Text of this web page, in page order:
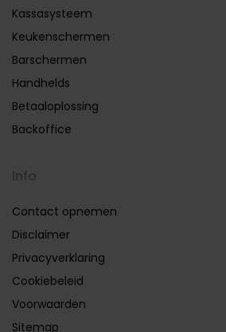
Kassasysteem
Keukenschermen
Barschermen
Handhelds
Betaaloplossing
Backoffice
Contact opnemen
Disclaimer
Privacyverklaring
Cookiebeleid
Voorwaarden
Sitemap